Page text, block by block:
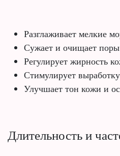
Разглаживает мелкие
Сужает и очищает поры
Регулирует жирность
Стимулирует
Улучшает тон кожи и
Длительность и